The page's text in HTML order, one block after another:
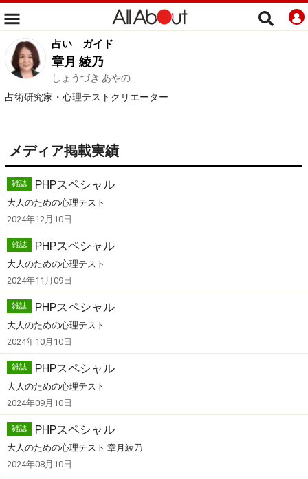
占い ガイド
章月 綾乃
しょうづき あやの
占術研究家・心理テストクリエーター
メディア掲載実績
雑誌 PHPスペシャル
大人のための心理テスト
2024年12月10日
雑誌 PHPスペシャル
大人のための心理テスト
2024年11月09日
雑誌 PHPスペシャル
大人のための心理テスト
2024年10月10日
雑誌 PHPスペシャル
大人のための心理テスト
2024年09月10日
雑誌 PHPスペシャル
大人のための心理テスト 章月綾乃
2024年08月10日